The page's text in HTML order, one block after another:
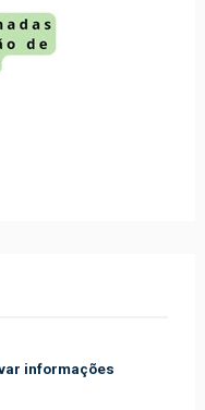
informações